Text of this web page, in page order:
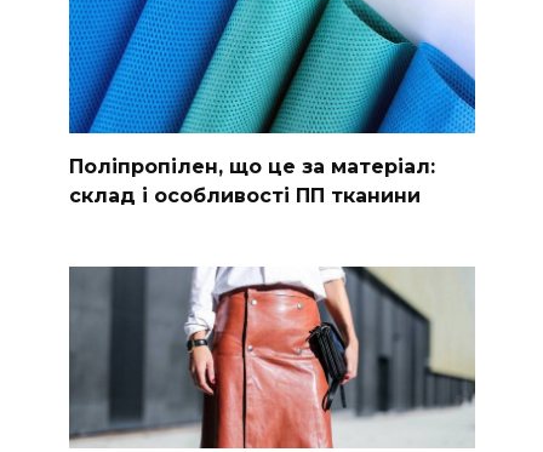
Поліпропілен, що це за матеріал:
склад і особливості ПП тканини